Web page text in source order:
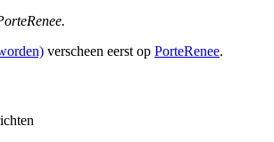
verscheen eerst op PorteRenee.